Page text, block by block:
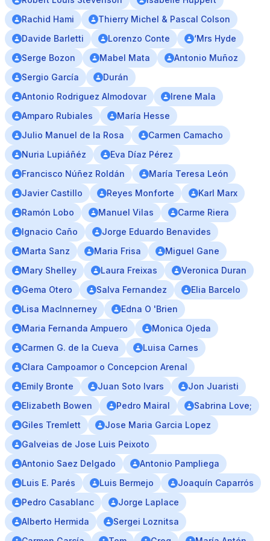
Rachid Hami
Thierry Michel & Pascal Colson
Davide Barletti
Lorenzo Conte
‘Mrs Hyde
Serge Bozon
Mabel Mata
Antonio Muñoz
Sergio García
Durán
Antonio Rodriguez Almodovar
Irene Mala
Amparo Rubiales
María Hesse
Julio Manuel de la Rosa
Carmen Camacho
Nuria Lupiáñéz
Eva Díaz Pérez
Francisco Núñez Roldán
María Teresa León
Javier Castillo
Reyes Monforte
Karl Marx
Ramón Lobo
Manuel Vilas
Carme Riera
Ignacio Caño
Jorge Eduardo Benavides
Marta Sanz
Maria Frisa
Miguel Gane
Mary Shelley
Laura Freixas
Veronica Duran
Gema Otero
Salva Fernandez
Elia Barcelo
Lisa MacInnerney
Edna O 'Brien
Maria Fernanda Ampuero
Monica Ojeda
Carmen G. de la Cueva
Luisa Carnes
Clara Campoamor o Concepcion Arenal
Emily Bronte
Juan Soto Ivars
Jon Juaristi
Elizabeth Bowen
Pedro Mairal
Sabrina Love;
Giles Tremlett
Jose Maria Garcia Lopez
Galveias de Jose Luis Peixoto
Antonio Saez Delgado
Antonio Pampliega
Luis E. Parés
Luis Bermejo
Joaquín Caparrós
Pedro Casablanc
Jorge Laplace
Alberto Hermida
Sergei Loznitsa